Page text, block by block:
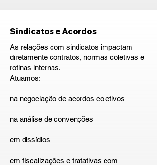
Sindicatos e Acordos
As relações com sindicatos impactam
diretamente contratos, normas coletivas e
rotinas internas.
Atuamos:
na negociação de acordos coletivos
na análise de convenções
em dissídios
em fiscalizações e tratativas com